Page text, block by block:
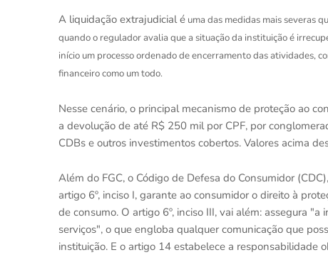
A liquidação extrajudicial é uma das medidas mais severas
quando o regulador avalia que a situação da instituição é
início um processo ordenado de encerramento das atividades,
financeiro como um todo.
Nesse cenário, o principal mecanismo de proteção ao
a devolução de até R$ 250 mil por CPF, por
CDBs e outros investimentos cobertos. Valores acima
Além do FGC, o Código de Defesa do Consumidor
artigo 6º, inciso I, garante ao consumidor o direito à
de consumo. O artigo 6º, inciso III, vai além: assegura
serviços", o que engloba qualquer comunicação que
instituição. E o artigo 14 estabelece a